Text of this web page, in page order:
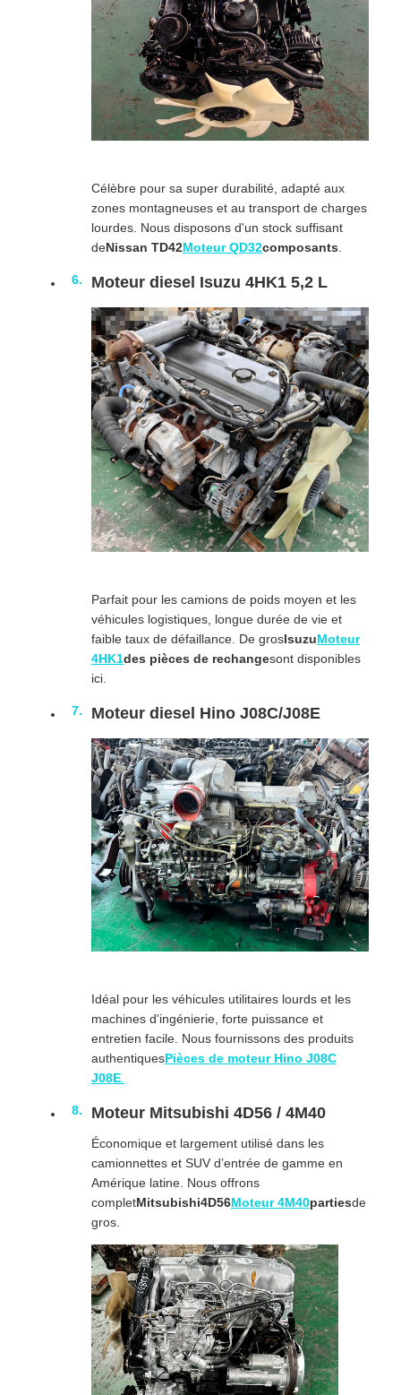
Célèbre pour sa super durabilité, adapté aux
zones montagneuses et au transport de charges
lourdes. Nous disposons d'un stock suffisant
deNissan TD42Moteur QD32composants.
Moteur diesel Isuzu 4HK1 5,2 L
Parfait pour les camions de poids moyen et les
véhicules logistiques, longue durée de vie et
faible taux de défaillance. De grosIsuzuMoteur
4HK1des pièces de rechangesont disponibles
ici.
Moteur diesel Hino J08C/J08E
Idéal pour les véhicules utilitaires lourds et les
machines d'ingénierie, forte puissance et
entretien facile. Nous fournissons des produits
authentiquesPièces de moteur Hino J08C
J08E.
Moteur Mitsubishi 4D56 / 4M40
Économique et largement utilisé dans les
camionnettes et SUV d’entrée de gamme en
Amérique latine. Nous offrons
completMitsubishi4D56Moteur 4M40partiesde
gros.